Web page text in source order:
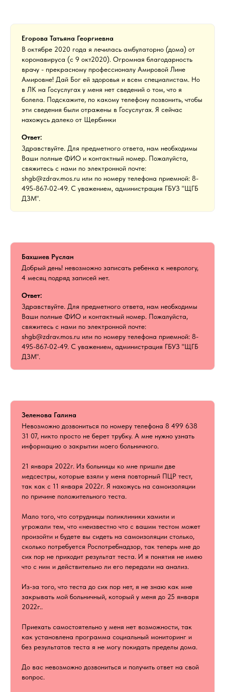
Егорова Татьяна Георгиевна
В октябре 2020 года я лечилась амбулаторно (дома) от
коронавируса (с 9 окт2020). Огромная благодарность
врачу - прекрасному профессионалу Амировой Лине
Амировне! Дай Бог ей здоровья и всем специалистам. Но
в ЛК на Госуслугах у меня нет сведений о том, что я
болела. Подскажите, по какому телефону позвонить, чтобы
эти сведения были отражены в Госуслугах. Я сейчас
нахожусь далеко от Щербинки
Ответ:
Здравствуйте. Для предметного ответа, нам необходимы
Ваши полные ФИО и контактный номер. Пожалуйста,
свяжитесь с нами по электронной почте:
shgb@zdrav.mos.ru или по номеру телефона приемной: 8-
495-867-02-49. С уважением, администрация ГБУЗ "ЩГБ
ДЗМ".
Бахшиев Руслан
Добрый день! невозможно записать ребенка к неврологу,
4 месяц подряд записей нет.
Ответ:
Здравствуйте. Для предметного ответа, нам необходимы
Ваши полные ФИО и контактный номер. Пожалуйста,
свяжитесь с нами по электронной почте:
shgb@zdrav.mos.ru или по номеру телефона приемной: 8-
495-867-02-49. С уважением, администрация ГБУЗ "ЩГБ
ДЗМ".
Зеленова Галина
Невозможно дозвониться по номеру телефона 8 499 638
31 07, никто просто не берет трубку. А мне нужно узнать
информацию о закрытии моего больничного.
21 января 2022г. Из больницы ко мне пришли две
медсестры, которые взяли у меня повторный ПЦР тест,
так как с 11 января 2022г. Я нахожусь на самоизоляции
по причине положительного теста.
Мало того, что сотрудницы поликлиники хамили и
угрожали тем, что «неизвестно что с вашим тестом может
произойти и будете вы сидеть на самоизоляции столько,
сколько потребуется Роспотребнадзор, так теперь мне до
сих пор не приходит результат теста. И я понятия не имею
что с ним и действительно ли его передали на анализ.
Из-за того, что теста до сих пор нет, я не знаю как мне
закрывать мой больничный, который у меня до 25 января
2022г..
Приехать самостоятельно у меня нет возможности, так
как установлена программа социальный мониторинг и
без результатов теста я не могу покидать пределы дома.
До вас невозможно дозвониться и получить ответ на свой
вопрос.